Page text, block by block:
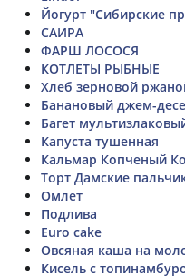
Йогурт "Сибирские
САИРА
ФАРШ ЛОСОСЯ
КОТЛЕТЫ РЫБНЫЕ
Хлеб зерновой
Банановый джем-
Багет
Капуста тушенная
Кальмар Копченый
Торт Дамские
Омлет
Подлива
Euro cake
Овсяная каша на
Кисель с